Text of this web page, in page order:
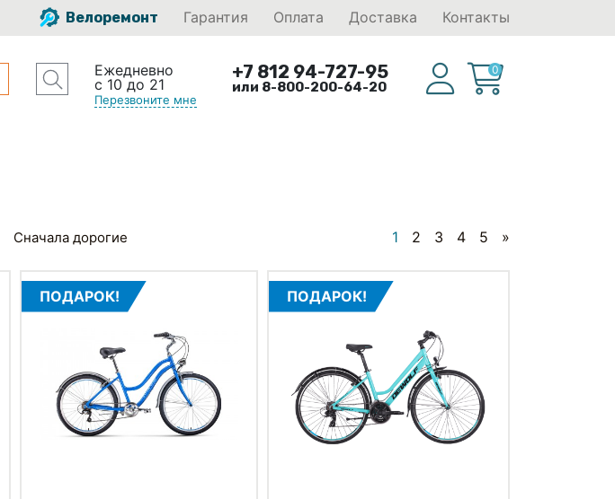
Велоремонт Гарантия Оплата Доставка Контакты
Ежедневно
с 10 до 21
Перезвоните мне
+7 812 94-727-95
или 8-800-200-64-20
0
Сначала дорогие 1 2 3 4 5 »
ПОДАРОК! ПОДАРОК!